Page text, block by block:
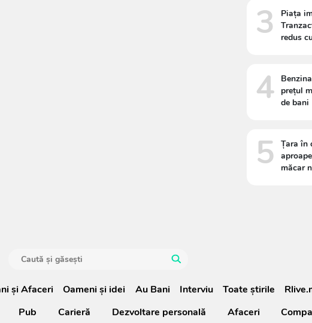
3
Piața
redus
4
prețul
de bani
5
Țara în
măcar
și Afaceri Oameni şi idei Au Bani Interviu Toate știrile
Pub Carieră Dezvoltare personală Afaceri